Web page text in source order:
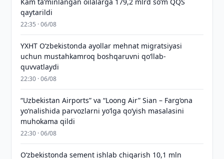
qaytarildi
22:35 · 06/08
YXHT O‘zbekistonda ayollar mehnat migratsiyasi
uchun mustahkamroq boshqaruvni qo‘llab-
quvvatlaydi
22:30 · 06/08
“Uzbekistan Airports” va “Loong Air” Sian – Farg‘ona
yo‘nalishida parvozlarni yo‘lga qo‘yish masalasini
muhokama qildi
22:30 · 06/08
O‘zbekistonda sement ishlab chiqarish 10,1 mln